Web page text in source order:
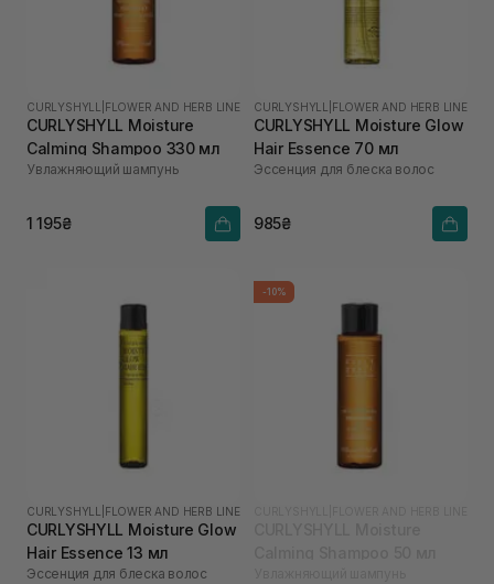
CURLYSHYLL FLOWER AND HERB LINE
CURLYSHYLL Moisture
Calming Shampoo 330 мл
Увлажняющий шампунь
1 195₴
CURLYSHYLL FLOWER AND HERB LINE
CURLYSHYLL Moisture Glow
Hair Essence 70 мл
Эссенция для блеска волос
985₴
CURLYSHYLL FLOWER AND HERB LINE
CURLYSHYLL Moisture Glow
Hair Essence 13 мл
Эссенция для блеска волос
-10%